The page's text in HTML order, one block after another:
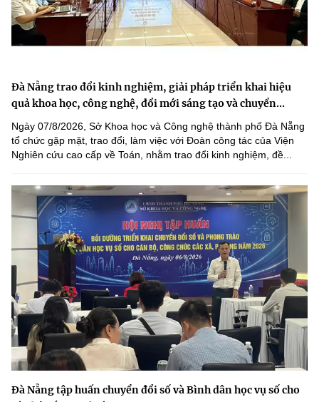
Đà Nẵng trao đổi kinh nghiệm, giải pháp triển khai hiệu
quả khoa học, công nghệ, đổi mới sáng tạo và chuyển...
Ngày 07/8/2026, Sở Khoa học và Công nghệ thành phố Đà Nẵng
tổ chức gặp mặt, trao đổi, làm việc với Đoàn công tác của Viện
Nghiên cứu cao cấp về Toán, nhằm trao đổi kinh nghiệm, đề...
Đà Nẵng tập huấn chuyển đổi số và Bình dân học vụ số cho